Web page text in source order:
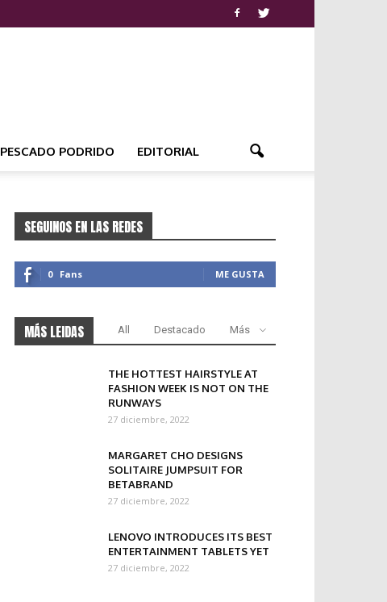
PESCADO PODRIDO EDITORIAL
SEGUINOS EN LAS REDES
0 Fans ME GUSTA
MÁS LEIDAS All Destacado Más
THE HOTTEST HAIRSTYLE AT
FASHION WEEK IS NOT ON THE
RUNWAYS
27 diciembre, 2022
MARGARET CHO DESIGNS
SOLITAIRE JUMPSUIT FOR
BETABRAND
27 diciembre, 2022
LENOVO INTRODUCES ITS BEST
ENTERTAINMENT TABLETS YET
27 diciembre, 2022